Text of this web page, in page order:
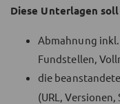
Diese Unterlagen
Abmahnung
Fundstellen,
die
(URL,